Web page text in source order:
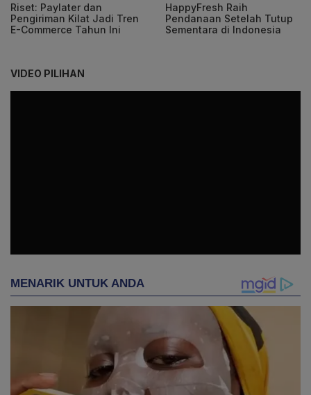
Riset: Paylater dan
Pengiriman Kilat Jadi Tren
E-Commerce Tahun Ini
HappyFresh Raih
Pendanaan Setelah Tutup
Sementara di Indonesia
VIDEO PILIHAN